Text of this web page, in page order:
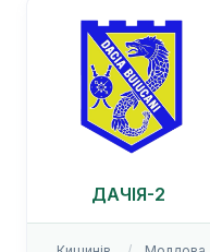
ДАЧІЯ-2